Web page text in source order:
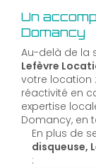
Un
Domancy
Au-delà de la
Lefèvre
votre location
réactivité en
expertise
Domancy, en
En plus de
disqueuse,
: